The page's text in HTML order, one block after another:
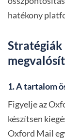
hatékony
Stratégiák
1. A tartalom
Figyelje az
készítsen
Oxford Mail